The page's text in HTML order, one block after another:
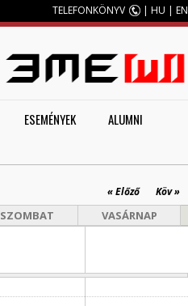
TELEFONKÖNYV | HU | EN
ESEMÉNYEK ALUMNI
« Előző Köv »
SZOMBAT VASÁRNAP